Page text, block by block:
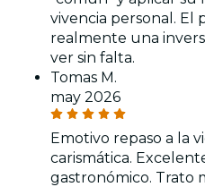
vivencia personal. El
realmente una
ver sin falta.
Tomas M.
may 2026
Emotivo repaso a la
carismática.
gastronómico. Trato